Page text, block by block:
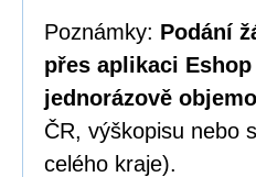
Poznámky: Podání
přes aplikaci
jednorázově
ČR, výškopisu nebo
celého kraje).